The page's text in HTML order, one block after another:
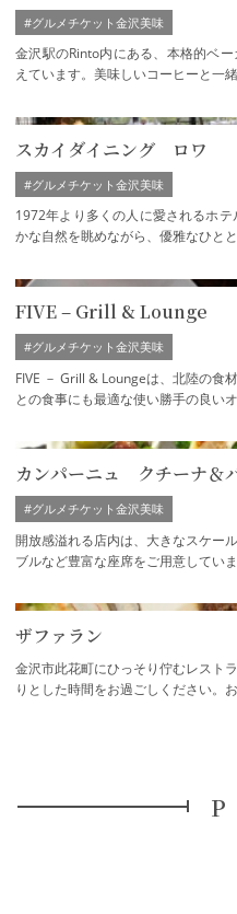
金沢駅のRinto内にある、本格的ベ
えています。美味しいコーヒーと一
#グルメチケット金沢美味
スカイダイニング ロワ
1972年より多くの人に愛されるホ
かな自然を眺めながら、優雅なひと
#グルメチケット金沢美味
FIVE – Grill & Lounge
FIVE － Grill & Loungeは、北陸の食
との食事にも最適な使い勝手の良い
#グルメチケット金沢美味
カンパーニュ クチーナ＆
開放感溢れる店内は、大きなスケー
ブルなど豊富な座席をご用意してい
#グルメチケット金沢美味
ザファラン
金沢市此花町にひっそり佇むレスト
りとした時間をお過ごしください。